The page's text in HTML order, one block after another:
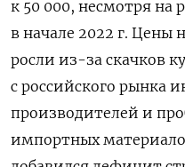
к 50 000, несмотря на
в начале 2022 г. Цены
росли из-за скачков
с российского рынка
производителей и
импортных